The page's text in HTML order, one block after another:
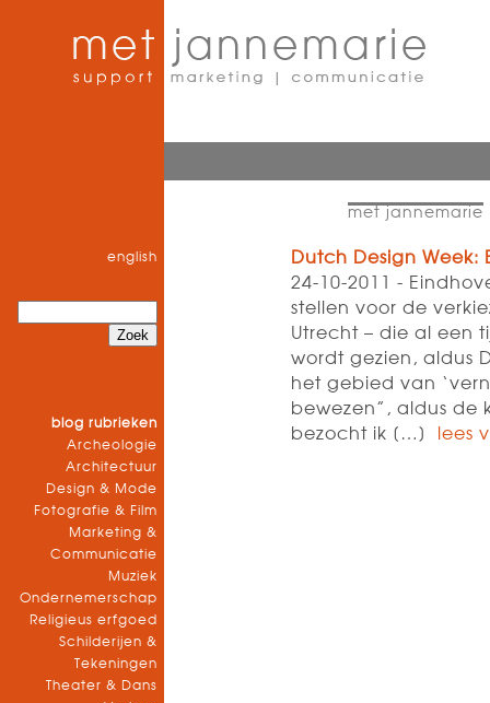
english
blog rubrieken
Archeologie
Architectuur
Design & Mode
Fotografie & Film
Marketing &
Communicatie
Muziek
Ondernemerschap
Religieus erfgoed
Schilderijen &
Tekeningen
Theater & Dans
met jannemarie
Dutch Design
24-10-2011 -
stellen voor de
Utrecht – die al een
wordt gezien, aldus
het gebied van
bewezen”, aldus de
bezocht ik […]
lees